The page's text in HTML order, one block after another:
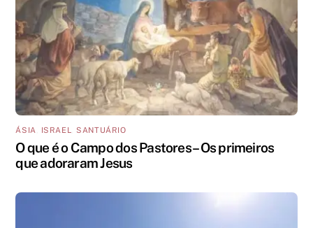
ÁSIA ISRAEL SANTUÁRIO
O que é o Campo dos Pastores – Os primeiros
que adoraram Jesus